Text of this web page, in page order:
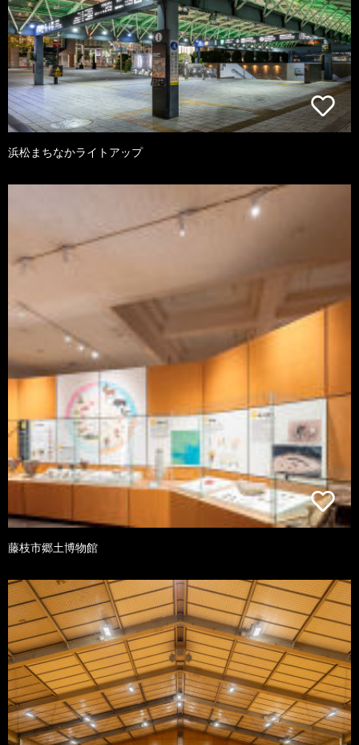
浜松まちなかライトアップ
藤枝市郷土博物館